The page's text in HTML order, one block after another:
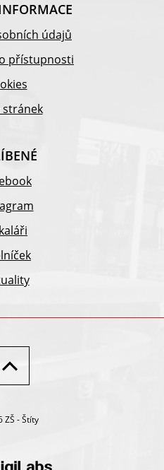
údajů
přístupnosti
stránek
ZŠ - Štíty